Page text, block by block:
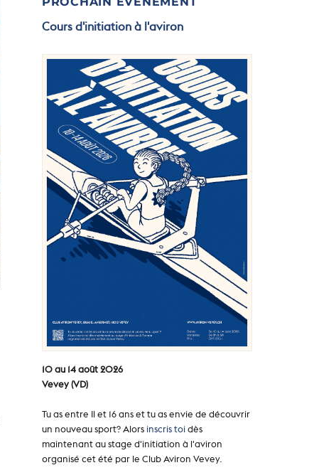
Cours d'initiation à l'aviron
10 au 14 août 2026
Vevey (VD)
Tu as entre Il et 16 ans et tu as envie de découvrir
un nouveau sport? Alorsinscris toidès
maintenant au stage d'initiation à l'aviron
organisé cet été par le Club Aviron Vevey.